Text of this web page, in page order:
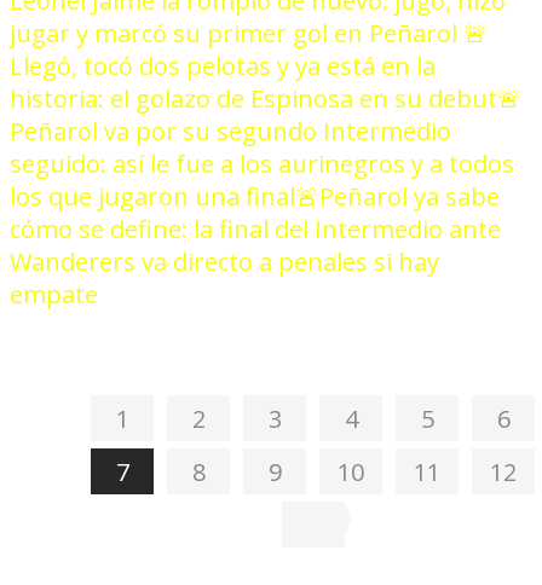
jugar y marcó su primer gol en Peñarol 🚨
Llegó, tocó dos pelotas y ya está en la
historia: el golazo de Espinosa en su debut🚨
Peñarol va por su segundo Intermedio
seguido: así le fue a los aurinegros y a todos
los que jugaron una final🚨Peñarol ya sabe
cómo se define: la final del Intermedio ante
Wanderers va directo a penales si hay
empate
1 2 3 4 5
6
7
8 9 10 11 12